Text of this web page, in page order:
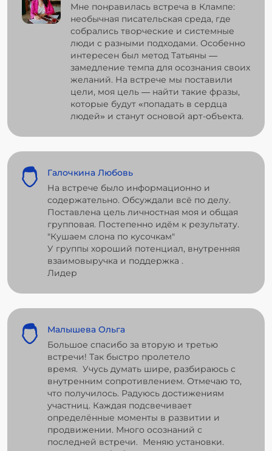
Мне понравилась встреча в Клампе:
необычная писательская среда, где
собрались творческие и системные
люди с разными подходами. Особенно
интересен был метод Татьяны —
замедление темпа для осознания своих
желаний. На встрече мы поставили
цели, моя цель — найти такие фразы,
которые будут «попадать в сердца
людей» и станут основой арт-объекта.
Галочкина Любовь
На встрече было информационно и
содержательно. Обсуждали всё по делу.
Поставлена цель личностная моя и общая
групповая. Постепенно идём к результату.
"Кушаем слона по кусочкам"
У группы хороший потенциал, внутренняя
взаимовыручка и поддержка .
Лидер
Малышева Ольга
Большое спасибо за вторую и третью
встречи! Так быстро пролетело
время. Учусь думать шире, разбираюсь с
внутренним сопротивлением. Отмечаю то,
что получилось. Радуюсь достижениям
участниц. Каждая подсвечивает
определённые моменты в развитии и
продвижении. Много осознаний с
последней встречи. Меняю установки.